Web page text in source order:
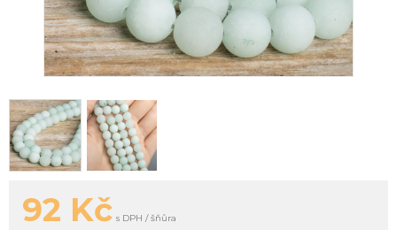
92 Kč s DPH / šňůra